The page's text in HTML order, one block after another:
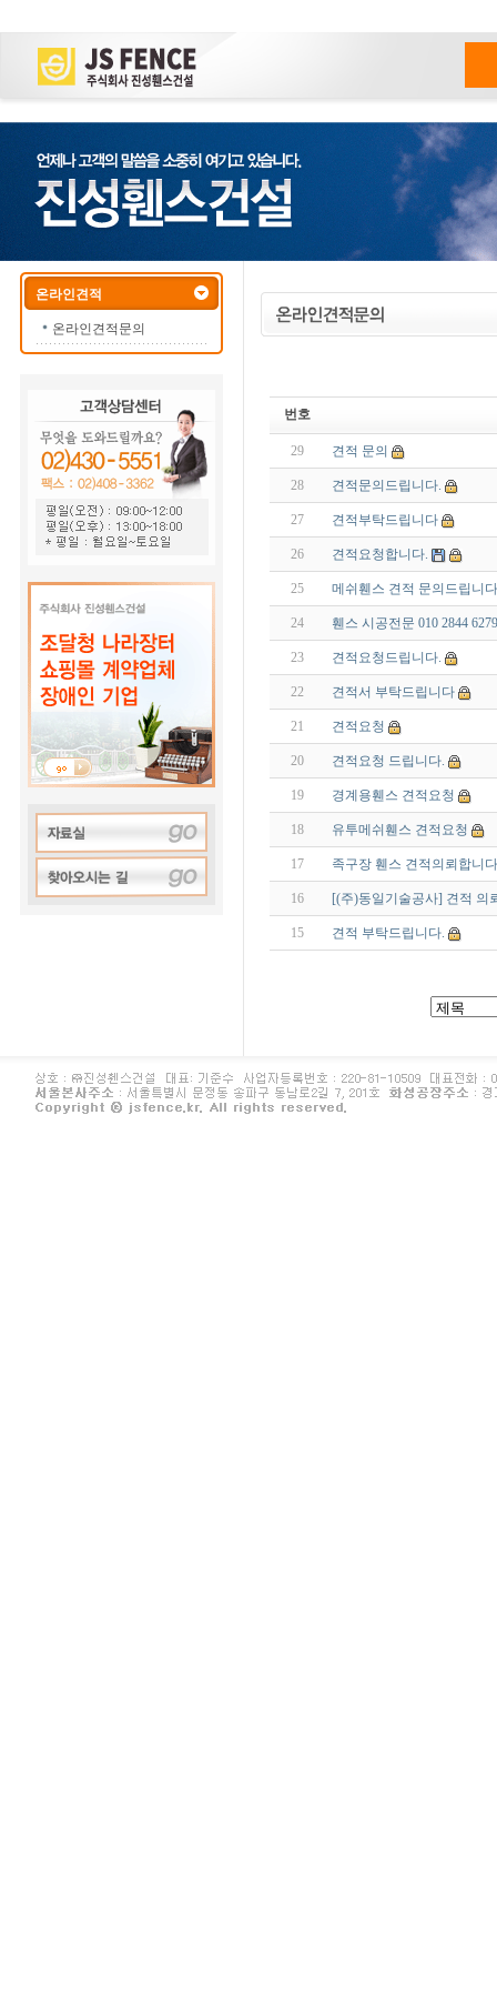
온라인견적
온라인견적문의
번호
29 견적 문의
28 견적문의드립니다.
27 견적부탁드립니다
26 견적요청합니다.
25 메쉬휀스 견적 문의드립니
24 휀스 시공전문 010 2844
23 견적요청드립니다.
22 견적서 부탁드립니다
21 견적요청
20 견적요청 드립니다.
19 경계용휀스 견적요청
18 유투메쉬휀스 견적요청
17 족구장 휀스 견적의뢰합니
16 [(주)동일기술공사] 견적 의
15 견적 부탁드립니다.